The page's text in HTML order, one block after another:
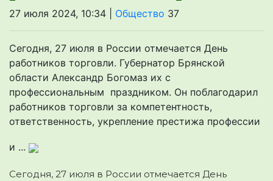
27 июля 2024, 10:34 | Общество 37
Сегодня, 27 июля в России отмечается День
работников торговли. Губернатор Брянской
области Александр Богомаз их с
профессиональным праздником. Он поблагодарил
работников торговли за компетентность,
ответственность, укрепление престижа профессии
и ...
Сегодня, 27 июля в России отмечается День